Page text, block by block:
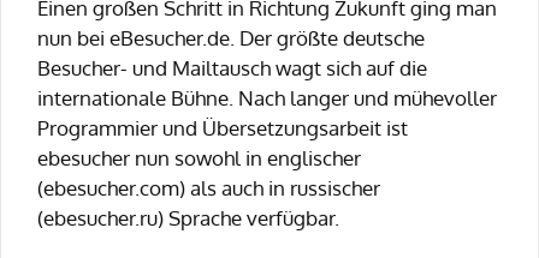
Einen großen Schritt in Richtung Zukunft ging man
nun bei eBesucher.de. Der größte deutsche
Besucher- und Mailtausch wagt sich auf die
internationale Bühne. Nach langer und mühevoller
Programmier und Übersetzungsarbeit ist
ebesucher nun sowohl in englischer
(ebesucher.com) als auch in russischer
(ebesucher.ru) Sprache verfügbar.